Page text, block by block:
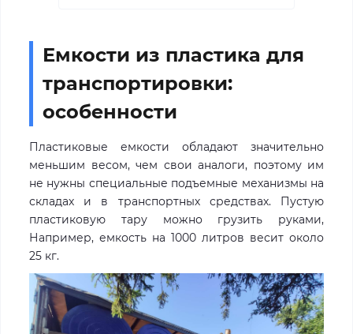
Емкости из пластика для
транспортировки:
особенности
Пластиковые емкости обладают значительно
меньшим весом, чем свои аналоги, поэтому им
не нужны специальные подъемные механизмы на
складах и в транспортных средствах. Пустую
пластиковую тару можно грузить руками,
Например, емкость на 1000 литров весит около
25 кг.